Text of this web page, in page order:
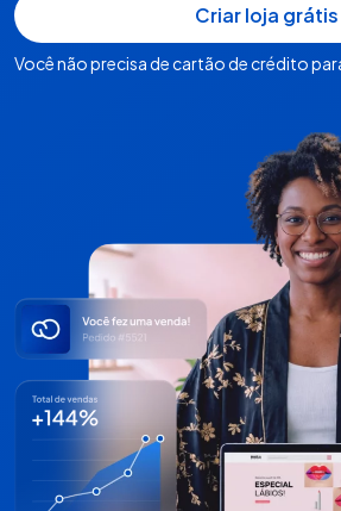
Você não precisa de cartão de crédito